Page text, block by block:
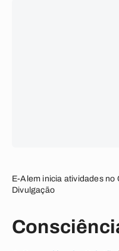
E-Alem inicia atividades no
Divulgação